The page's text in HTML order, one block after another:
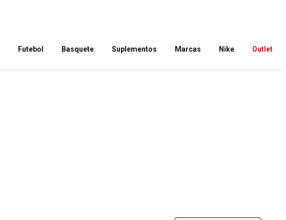
Futebol Basquete Suplementos Marcas Nike Outlet